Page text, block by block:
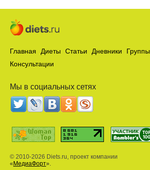
Главная Диеты Статьи Дневники Группы
Консультации
Мы в социальных сетях
© 2010-2026 Diets.ru, проект компании
« МедиаФорт».